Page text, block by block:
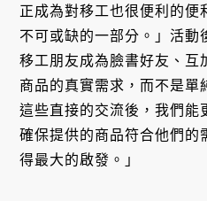
正成為對移工也很便利的便
不可或缺的一部分。」活動
移工朋友成為臉書好友、互
商品的真實需求，而不是單
這些直接的交流後，我們能
確保提供的商品符合他們的
得最大的啟發。」